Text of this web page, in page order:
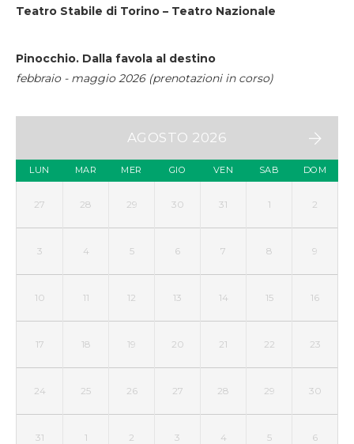
Teatro Stabile di Torino – Teatro Nazionale
Pinocchio. Dalla favola al destino
febbraio - maggio 2026 (prenotazioni in corso)
AGOSTO 2026
LUN MAR MER GIO VEN SAB DOM
27 28 29 30 31 1 2
3 4 5 6 7 8 9
10 11 12 13 14 15 16
17 18 19 20 21 22 23
24 25 26 27 28 29 30
31 1 2 3 4 5 6